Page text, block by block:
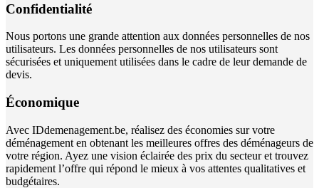
Confidentialité
Nous portons une grande attention aux données personnelles de nos
utilisateurs. Les données personnelles de nos utilisateurs sont
sécurisées et uniquement utilisées dans le cadre de leur demande de
devis.
Économique
Avec IDdemenagement.be, réalisez des économies sur votre
déménagement en obtenant les meilleures offres des déménageurs de
votre région. Ayez une vision éclairée des prix du secteur et trouvez
rapidement l’offre qui répond le mieux à vos attentes qualitatives et
budgétaires.